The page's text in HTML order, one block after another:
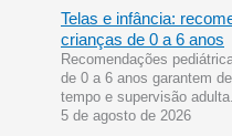
Telas e infância:
crianças de 0 a 6 anos
Recomendações
de 0 a 6 anos garantem
tempo e supervisão adulta.
5 de agosto de 2026